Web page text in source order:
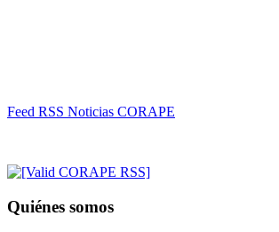
Feed RSS Noticias CORAPE
Quiénes somos